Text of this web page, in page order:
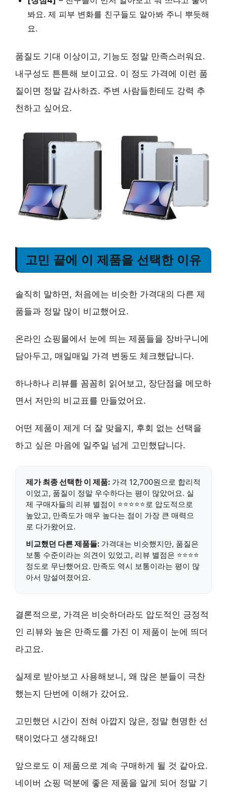
봐요. 제 피부 변화를 친구들도 알아봐 주니 뿌듯해
요.
품질도 기대 이상이고, 기능도 정말 만족스러워요.
내구성도 튼튼해 보이고요. 이 정도 가격에 이런 품
질이면 정말 감사하죠. 주변 사람들한테도 강력 추
천하고 싶어요.
고민 끝에 이 제품을 선택한 이유
솔직히 말하면, 처음에는 비슷한 가격대의 다른 제
품들과 정말 많이 비교했어요.
온라인 쇼핑몰에서 눈에 띄는 제품들을 장바구니에
담아두고, 매일매일 가격 변동도 체크했답니다.
하나하나 리뷰를 꼼꼼히 읽어보고, 장단점을 메모하
면서 저만의 비교표를 만들었어요.
어떤 제품이 제게 더 잘 맞을지, 후회 없는 선택을
하고 싶은 마음에 일주일 넘게 고민했답니다.
제가 최종 선택한 이 제품: 가격 12,700원 으로 합리적
이었고, 품질이 정말 우수하다는 평이 많았어요. 실
제 구매자들의 리뷰 별점이 ⭐⭐⭐⭐⭐로 압도적으로
높았고, 만족도가 매우 높다는 점이 가장 큰 매력으
로 다가왔어요.
비교했던 다른 제품들: 가격대는 비슷했지만, 품질은
보통 수준이라는 의견이 있었고, 리뷰 별점은 ⭐⭐⭐⭐
정도로 무난했어요. 만족도 역시 보통이라는 평이 많
아서 망설여졌어요.
결론적으로, 가격은 비슷하더라도 압도적인 긍정적
인 리뷰와 높은 만족도를 가진 이 제품이 눈에 띄더
라고요.
실제로 받아보고 사용해보니, 왜 많은 분들이 극찬
했는지 단번에 이해가 갔어요.
고민했던 시간이 전혀 아깝지 않은, 정말 현명한 선
택이었다고 생각해요!
앞으로도 이 제품으로 계속 구매하게 될 것 같아요.
네이버 쇼핑 덕분에 좋은 제품을 알게 되어 정말 기